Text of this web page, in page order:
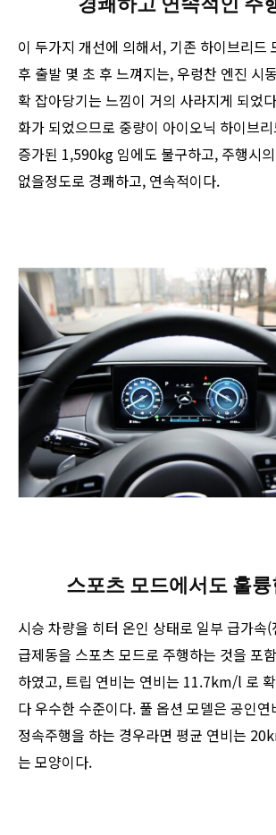
이 두가지 개선에 의해서, 기존 하이브리드
후 출발 몇 초 후 느껴지는, 우렁찬 엔진 시
확 잡아당기는 느낌이 거의 사라지게 되었
화가 되었으므로 중량이 아이오닉 하이브
증가된 1,590kg 임에도 불구하고, 주행시
없을정도로 경쾌하고, 연속적이다.
스포츠 모드에서도 훌륭
시승 차량을 히터 온인 상태로 일부 급가속
급제동을 스포츠 모드로 주행하는 것을 포
하였고, 트립 연비는 연비는 11.7km/l 로
다 우수한 수준이다. 풀 옵션 모델은 공인
정속주행을 하는 경우라면 평균 연비는
는 모양이다.